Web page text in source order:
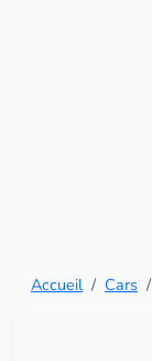
Accueil Cars